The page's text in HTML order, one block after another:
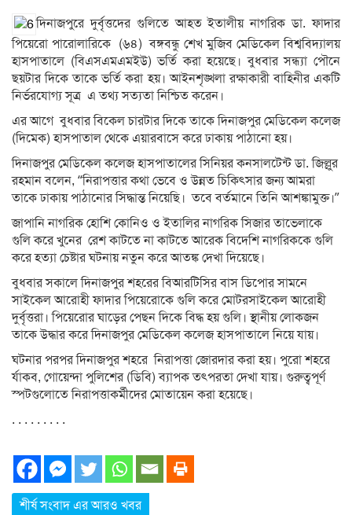
দিনাজপুরে দুর্বৃত্তদের গুলিতে আহত ইতালীয় নাগরিক ডা. ফাদার
পিয়েরো পারোলারিকে (৬৪) বঙ্গবন্ধু শেখ মুজিব মেডিকেল বিশ্ববিদ্যালয়
হাসপাতালে (বিএসএমএমইউ) ভর্তি করা হয়েছে। বুধবার সন্ধ্যা পৌনে
ছয়টার দিকে তাকে ভর্তি করা হয়। আইনশৃঙ্খলা রক্ষাকারী বাহিনীর একটি
নির্ভরযোগ্য সূত্র এ তথ্য সত্যতা নিশ্চিত করেন।
এর আগে বুধবার বিকেল চারটার দিকে তাকে দিনাজপুর মেডিকেল কলেজ
(দিমেক) হাসপাতাল থেকে এয়ারবাসে করে ঢাকায় পাঠানো হয়।
দিনাজপুর মেডিকেল কলেজ হাসপাতালের সিনিয়র কনসালটেন্ট ডা. জিল্লুর
রহমান বলেন, “নিরাপত্তার কথা ভেবে ও উন্নত চিকিৎসার জন্য আমরা
তাকে ঢাকায় পাঠানোর সিদ্ধান্ত নিয়েছি। তবে বর্তমানে তিনি আশঙ্কামুক্ত।”
জাপানি নাগরিক হোশি কোনিও ও ইতালির নাগরিক সিজার তাভেলাকে
গুলি করে খুনের রেশ কাটতে না কাটতে আরেক বিদেশি নাগরিককে গুলি
করে হত্যা চেষ্টার ঘটনায় নতুন করে আতঙ্ক দেখা দিয়েছে।
বুধবার সকালে দিনাজপুর শহরের বিআরটিসির বাস ডিপোর সামনে
সাইকেল আরোহী ফাদার পিয়েরোকে গুলি করে মোটরসাইকেল আরোহী
দুর্বৃত্তরা। পিয়েরোর ঘাড়ের পেছন দিকে বিদ্ধ হয় গুলি। স্থানীয় লোকজন
তাকে উদ্ধার করে দিনাজপুর মেডিকেল কলেজ হাসপাতালে নিয়ে যায়।
ঘটনার পরপর দিনাজপুর শহরে নিরাপত্তা জোরদার করা হয়। পুরো শহরে
র্যাকব, গোয়েন্দা পুলিশের (ডিবি) ব্যাপক তৎপরতা দেখা যায়। গুরুত্বপূর্ণ
স্পটগুলোতে নিরাপত্তাকর্মীদের মোতায়েন করা হয়েছে।
. . . . . . . . .
শীর্ষ সংবাদ এর আরও খবর